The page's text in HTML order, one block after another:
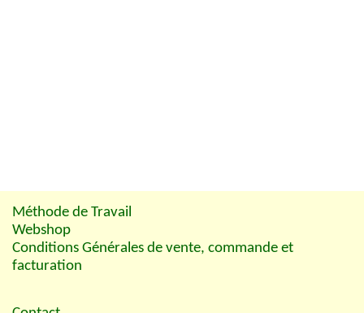
Méthode de Travail
Webshop
Conditions Générales de vente, commande et
facturation